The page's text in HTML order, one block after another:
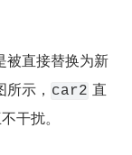
被直接替换为新
示， car2 直
干扰。